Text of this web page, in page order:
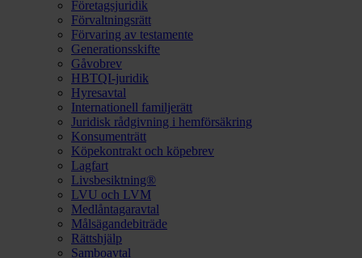
Företagsjuridik
Förvaltningsrätt
Förvaring av testamente
Generationsskifte
Gåvobrev
HBTQI-juridik
Hyresavtal
Internationell familjerätt
Juridisk rådgivning i hemförsäkring
Konsumenträtt
Köpekontrakt och köpebrev
Lagfart
Livsbesiktning®
LVU och LVM
Medlåntagaravtal
Målsägandebiträde
Rättshjälp
Samboavtal